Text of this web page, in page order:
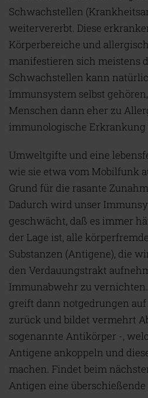
Schwachstellen
weitervererbt. Diese
Körperbereiche und
manifestieren sich meistens
Schwachstellen kann
Immunsystem selbst
Menschen dann eher zu
immunologische Erkrankung
Umweltgifte und eine
wie sie etwa vom Mobilfunk
Grund für die rasante
Dadurch wird unser
geschwächt, daß es immer
der Lage ist, alle
Substanzen (Antigene), die
den Verdauungstrakt
Immunabwehr zu
greift dann notgedrungen
zurück und bildet vermehrt
sogenannte Antikörper -,
Antigene ankoppeln und
machen. Findet beim
Antigen eine